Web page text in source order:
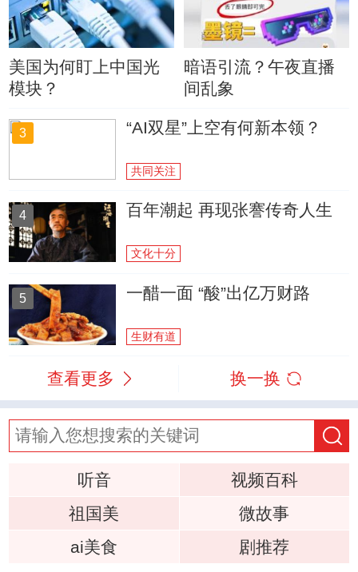
美国为何盯上中国光
模块？
暗语引流？午夜直播
间乱象
3 “AI双星”上空有何新本领？
共同关注
4 百年潮起 再现张謇传奇人生
文化十分
5 一醋一面 “酸”出亿万财路
生财有道
查看更多 换一换
听音
视频百科
祖国美
微故事
ai美食
剧推荐